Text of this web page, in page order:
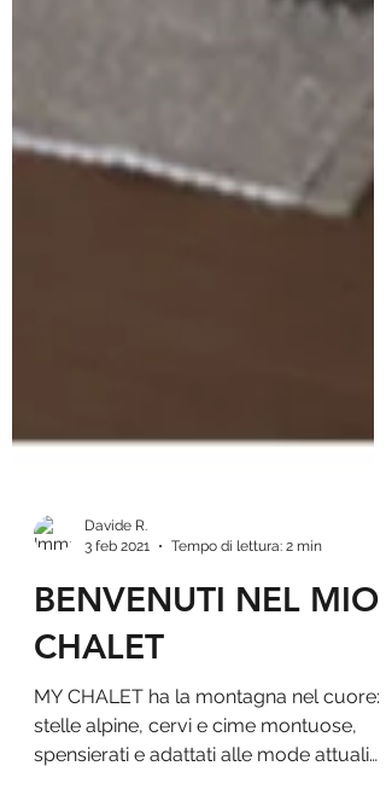
3 feb 2021
Tempo di lettura: 2 min
BENVENUTI NEL MIO
CHALET
MY CHALET ha la montagna nel cuore: